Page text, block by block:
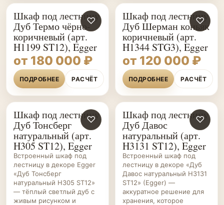
♡
Шкаф под лестницу
Дуб Термо чёрно-
коричневый (арт.
H1199 ST12), Egger
от 180 000 ₽
ПОДРОБНЕЕ РАСЧЁТ
♡
Шкаф под лестницу
Дуб Шерман коньяк
коричневый (арт.
H1344 STG3), Egger
от 120 000 ₽
ПОДРОБНЕЕ РАСЧЁТ
ШКАФЫ НА ЗАКАЗ ♡
Шкаф под лестницу
Дуб Тонсберг
натуральный (арт.
H305 ST12), Egger
Встроенный шкаф под
лестницу в декоре Egger
«Дуб Тонсберг
натуральный H305 ST12»
— тёплый светлый дуб с
живым рисунком и
ШКАФЫ НА ЗАКАЗ ♡
Шкаф под лестницу
Дуб Давос
натуральный (арт.
H3131 ST12), Egger
Встроенный шкаф под
лестницу в декоре «Дуб
Давос натуральный H3131
ST12» (Egger) —
аккуратное решение для
хранения, которое